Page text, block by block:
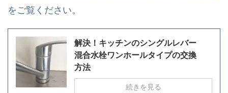
をご覧ください。
解決！キッチンのシングルレバー
混合水栓ワンホールタイプの交換
方法
続きを見る